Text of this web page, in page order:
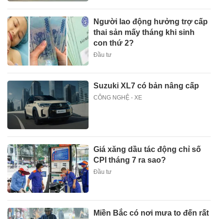
Người lao động hưởng trợ cấp
thai sản mấy tháng khi sinh
con thứ 2?
Đầu tư
Suzuki XL7 có bản nâng cấp
CÔNG NGHỆ - XE
Giá xăng dầu tác động chỉ số
CPI tháng 7 ra sao?
Đầu tư
Miền Bắc có nơi mưa to đến rất